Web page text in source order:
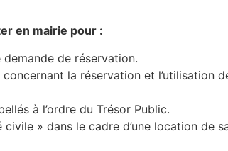
en mairie pour :
de réservation.
la réservation et l’utilisation
à l’ordre du Trésor Public.
» dans le cadre d’une location de